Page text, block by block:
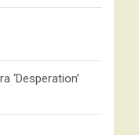
‘Desperation’